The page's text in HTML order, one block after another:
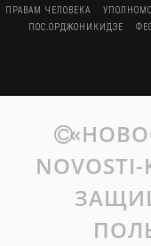
ПРАВАМ ЧЕЛОВЕКА
ПОС.ОРДЖОНИКИДЗЕ